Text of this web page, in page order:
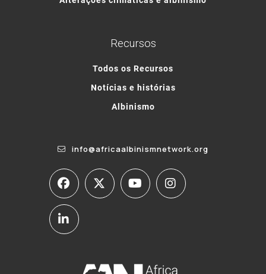
Recursos
Todos os Recursos
Notícias e histórias
Albinismo
info@africaalbinismnetwork.org